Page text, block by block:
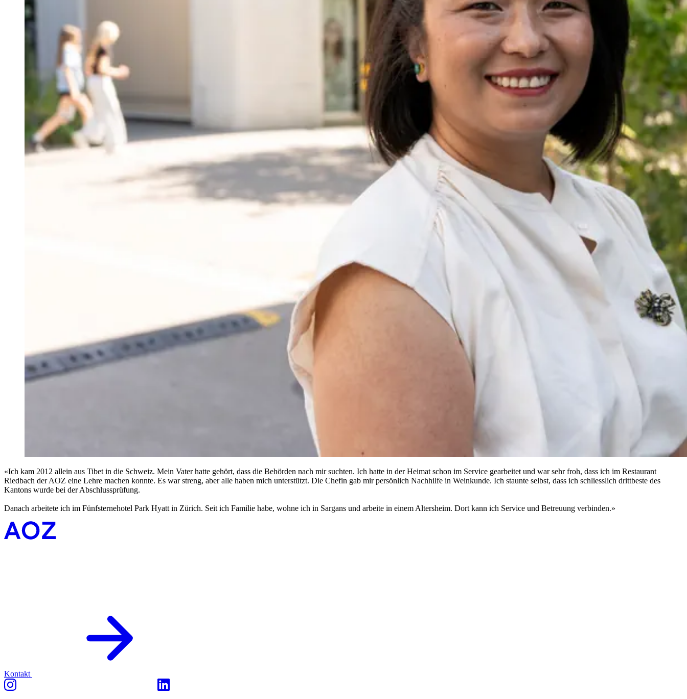
«Ich kam 2012 allein aus Tibet in die Schweiz. Mein Vater hatte gehört, dass die Behörden nach mir suchten. Ich hatte in der Heimat schon im Service gearbeitet und war sehr froh, dass ich im Restaurant
Riedbach der AOZ eine Lehre machen konnte. Es war streng, aber alle haben mich unterstützt. Die Chefin gab mir persönlich Nachhilfe in Weinkunde. Ich staunte selbst, dass ich schliesslich drittbeste des
Kantons wurde bei der Abschlussprüfung.
Danach arbeitete ich im Fünfsternehotel Park Hyatt in Zürich. Seit ich Familie habe, wohne ich in Sargans und arbeite in einem Altersheim. Dort kann ich Service und Betreuung verbinden.»
Kontakt